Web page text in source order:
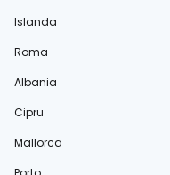
Islanda
Roma
Albania
Cipru
Mallorca